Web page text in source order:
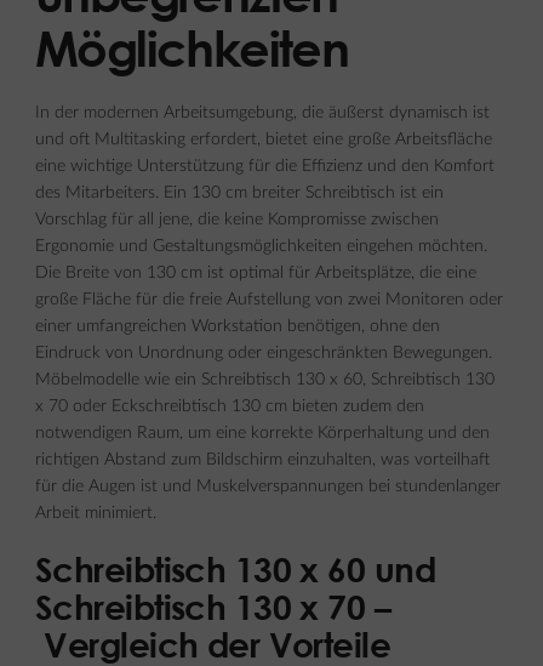
Möglichkeiten
In der modernen Arbeitsumgebung, die äußerst dynamisch ist
und oft Multitasking erfordert, bietet eine große Arbeitsfläche
eine wichtige Unterstützung für die Effizienz und den Komfort
des Mitarbeiters. Ein 130 cm breiter Schreibtisch ist ein
Vorschlag für all jene, die keine Kompromisse zwischen
Ergonomie und Gestaltungsmöglichkeiten eingehen möchten.
Die Breite von 130 cm ist optimal für Arbeitsplätze, die eine
große Fläche für die freie Aufstellung von zwei Monitoren oder
einer umfangreichen Workstation benötigen, ohne den
Eindruck von Unordnung oder eingeschränkten Bewegungen.
Möbelmodelle wie ein Schreibtisch 130 x 60, Schreibtisch 130
x 70 oder Eckschreibtisch 130 cm bieten zudem den
notwendigen Raum, um eine korrekte Körperhaltung und den
richtigen Abstand zum Bildschirm einzuhalten, was vorteilhaft
für die Augen ist und Muskelverspannungen bei stundenlanger
Arbeit minimiert.
Schreibtisch 130 x 60 und
Schreibtisch 130 x 70 –
Vergleich der Vorteile